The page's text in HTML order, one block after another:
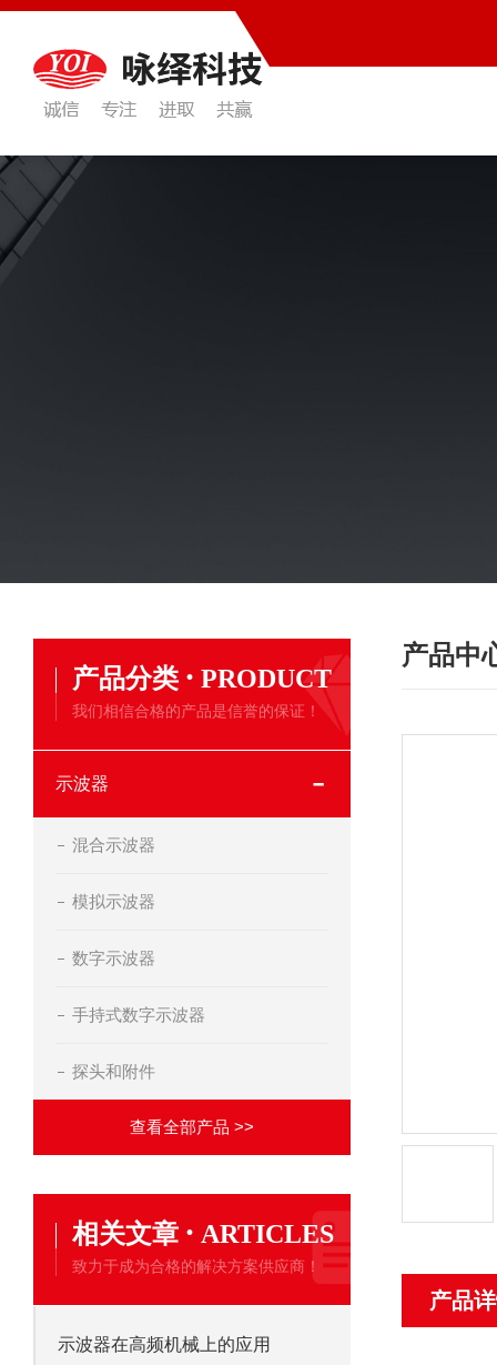
产品分类 · PRODUCT
我们相信合格的产品是信誉的保证！
示波器
混合示波器
模拟示波器
数字示波器
手持式数字示波器
探头和附件
查看全部产品 >>
相关文章 · ARTICLES
致力于成为合格的解决方案供应商！
示波器在高频机械上的应用
产品中
产品